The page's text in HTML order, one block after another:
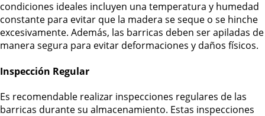
condiciones ideales incluyen una temperatura y humedad
constante para evitar que la madera se seque o se hinche
excesivamente. Además, las barricas deben ser apiladas de
manera segura para evitar deformaciones y daños físicos.
Inspección Regular
Es recomendable realizar inspecciones regulares de las
barricas durante su almacenamiento. Estas inspecciones